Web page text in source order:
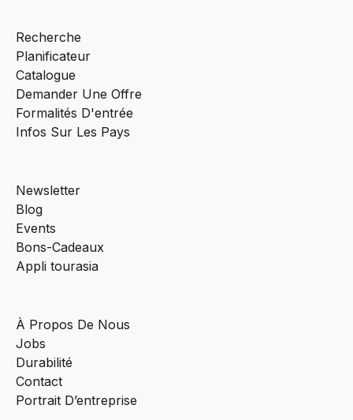
Recherche
Planificateur
Catalogue
Demander Une Offre
Formalités D'entrée
Infos Sur Les Pays
Newsletter
Blog
Events
Bons-Cadeaux
Appli tourasia
À Propos De Nous
Jobs
Durabilité
Contact
Portrait D’entreprise